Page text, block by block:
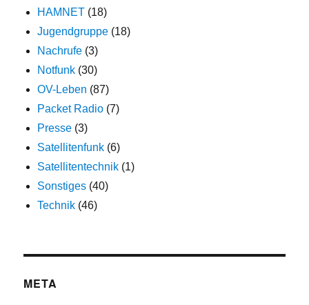
HAMNET (18)
Jugendgruppe (18)
Nachrufe (3)
Notfunk (30)
OV-Leben (87)
Packet Radio (7)
Presse (3)
Satellitenfunk (6)
Satellitentechnik (1)
Sonstiges (40)
Technik (46)
META